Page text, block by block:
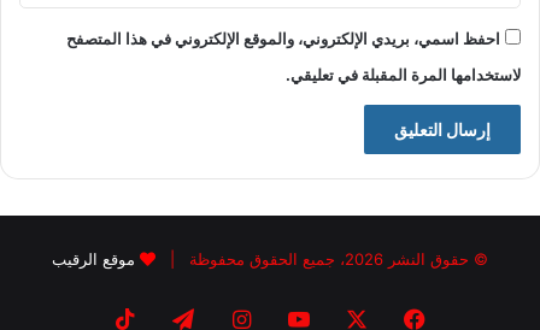
احفظ اسمي، بريدي الإلكتروني، والموقع الإلكتروني في هذا المتصفح
لاستخدامها المرة المقبلة في تعليقي.
© حقوق النشر 2026، جميع الحقوق محفوظة | موقع الرقيب
فيسبوك يوتيوبانستقرامتيلقرام